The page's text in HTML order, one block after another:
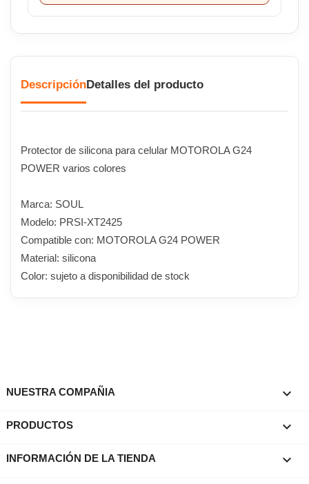
DescripciónDetalles del producto
Protector de silicona para celular MOTOROLA G24
POWER varios colores
Marca: SOUL
Modelo: PRSI-XT2425
Compatible con: MOTOROLA G24 POWER
Material: silicona
Color: sujeto a disponibilidad de stock
NUESTRA COMPAÑIA 
PRODUCTOS 
INFORMACIÓN DE LA TIENDA keyboard_arrow_down